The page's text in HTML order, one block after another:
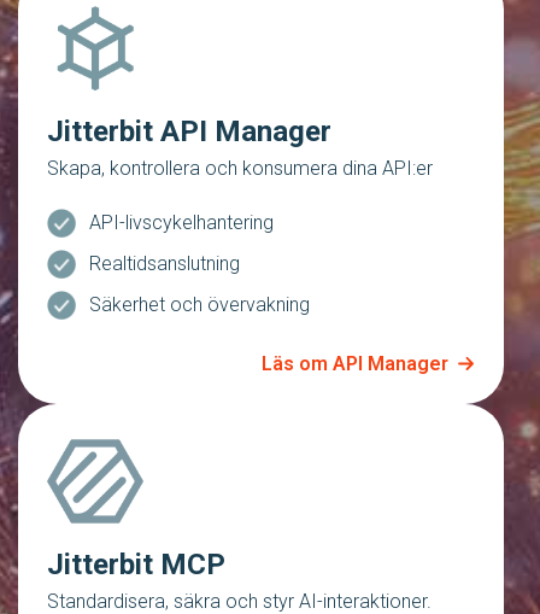
Jitterbit API Manager
Skapa, kontrollera och konsumera dina API:er
API-livscykelhantering
Realtidsanslutning
Säkerhet och övervakning
Läs om API Manager
Jitterbit MCP
Standardisera, säkra och styr AI-interaktioner.